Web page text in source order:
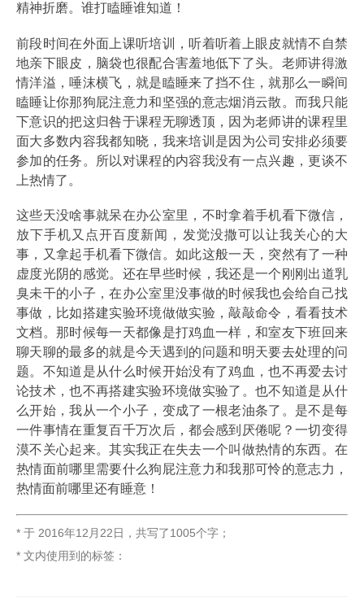
精神折磨。谁打瞌睡谁知道！
前段时间在外面上课听培训，听着听着上眼皮就情不自禁
地亲下眼皮，脑袋也很配合害羞地低下了头。老师讲得激
情洋溢，唾沫横飞，就是瞌睡来了挡不住，就那么一瞬间
瞌睡让你那狗屁注意力和坚强的意志烟消云散。而我只能
下意识的把这归咎于课程无聊透顶，因为老师讲的课程里
面大多数内容我都知晓，我来培训是因为公司安排必须要
参加的任务。所以对课程的内容我没有一点兴趣，更谈不
上热情了。
这些天没啥事就呆在办公室里，不时拿着手机看下微信，
放下手机又点开百度新闻，发觉没撒可以让我关心的大
事，又拿起手机看下微信。如此这般一天，突然有了一种
虚度光阴的感觉。还在早些时候，我还是一个刚刚出道乳
臭未干的小子，在办公室里没事做的时候我也会给自己找
事做，比如搭建实验环境做做实验，敲敲命令，看看技术
文档。那时候每一天都像是打鸡血一样，和室友下班回来
聊天聊的最多的就是今天遇到的问题和明天要去处理的问
题。不知道是从什么时候开始没有了鸡血，也不再爱去讨
论技术，也不再搭建实验环境做实验了。也不知道是从什
么开始，我从一个小子，变成了一根老油条了。是不是每
一件事情在重复百千万次后，都会感到厌倦呢？一切变得
漠不关心起来。其实我正在失去一个叫做热情的东西。在
热情面前哪里需要什么狗屁注意力和我那可怜的意志力，
热情面前哪里还有睡意！
* 于 2016年12月22日 ， 共写了1005个字 ；
* 文内使用到的标签：